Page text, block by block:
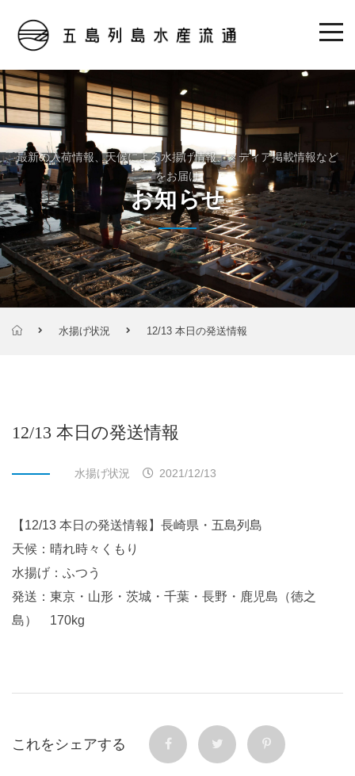
最新の入荷情報、天候による水揚げ情報、メディア掲載情報など
をお届け
お知らせ
水揚げ状況 12/13 本日の発送情報
12/13 本日の発送情報
水揚げ状況 2021/12/13
【12/13 本日の発送情報】長崎県・五島列島
天候：晴れ時々くもり
水揚げ：ふつう
発送：東京・山形・茨城・千葉・長野・鹿児島（徳之
島） 170kg
これをシェアする